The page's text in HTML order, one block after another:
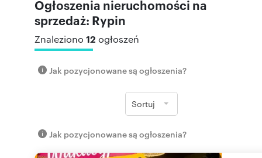
Ogłoszenia nieruchomości na
sprzedaż: Rypin
Znaleziono 12 ogłoszeń
Jak pozycjonowane są ogłoszenia?
Sortuj
Jak pozycjonowane są ogłoszenia?